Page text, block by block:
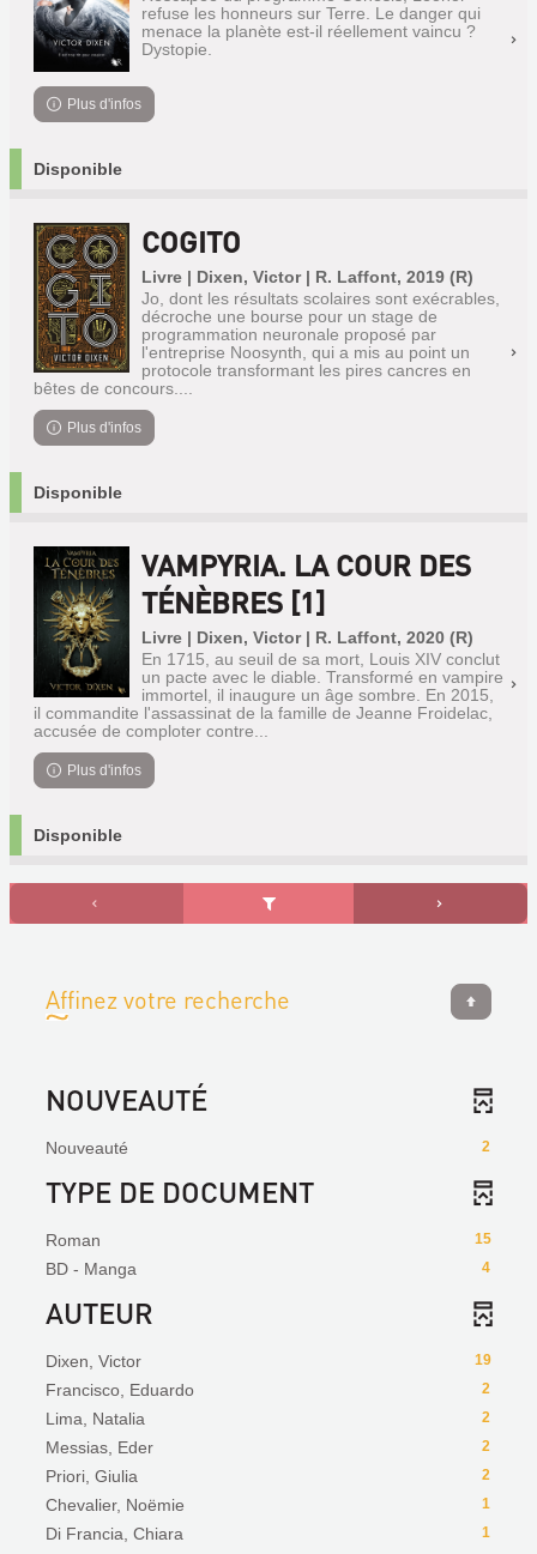
refuse les honneurs sur Terre. Le danger qui
menace la planète est-il réellement vaincu ?
Dystopie.
Plus d'infos
Disponible
COGITO
Livre | Dixen, Victor | R. Laffont, 2019 (R)
Jo, dont les résultats scolaires sont exécrables,
décroche une bourse pour un stage de
programmation neuronale proposé par
l'entreprise Noosynth, qui a mis au point un
protocole transformant les pires cancres en
bêtes de concours....
Plus d'infos
Disponible
VAMPYRIA. LA COUR DES
TÉNÈBRES [1]
Livre | Dixen, Victor | R. Laffont, 2020 (R)
En 1715, au seuil de sa mort, Louis XIV conclut
un pacte avec le diable. Transformé en vampire
immortel, il inaugure un âge sombre. En 2015,
il commandite l'assassinat de la famille de Jeanne Froidelac,
accusée de comploter contre...
Plus d'infos
Disponible
Affinez votre recherche
NOUVEAUTÉ
2
Nouveauté
TYPE DE DOCUMENT
15
Roman
4
BD - Manga
AUTEUR
19
Dixen, Victor
2
Francisco, Eduardo
2
Lima, Natalia
2
Messias, Eder
2
Priori, Giulia
1
Chevalier, Noëmie
1
Di Francia, Chiara